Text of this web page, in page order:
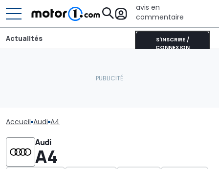
avis en
commentaire
S'INSCRIRE /
CONNEXION
Actualités
Accueil Audi A4
Audi
A4